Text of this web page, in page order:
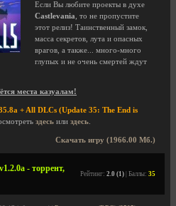
Если Вы любите проекты в духе
Castlevania , то не пропустите
этот релиз! Таинственный замок,
масса секретов, лута и опасных
врагов, а также... много-много
глупых и не очень смертей ждут
места казуалам!
+ All DLCs (Update 35: The End is
здесь или здесь
Скачать игру (1966.00 Мб.)
- торрент,
Рейтинг: 2.0 (1) | Баллы: 35